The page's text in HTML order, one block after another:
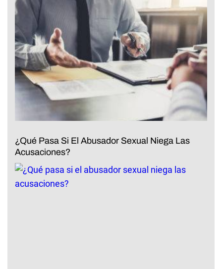
¿Qué Pasa Si El Abusador Sexual Niega Las
Acusaciones?